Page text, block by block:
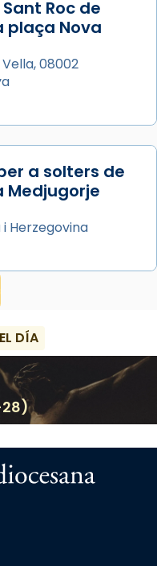
Roc de
plaça Nova
08002
a solters de
Medjugorje
i Herzegovina
DÍA
28)